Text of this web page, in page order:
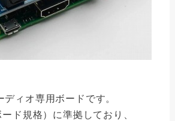
ィオ専用ボードです。
ド規格）に準拠しており、